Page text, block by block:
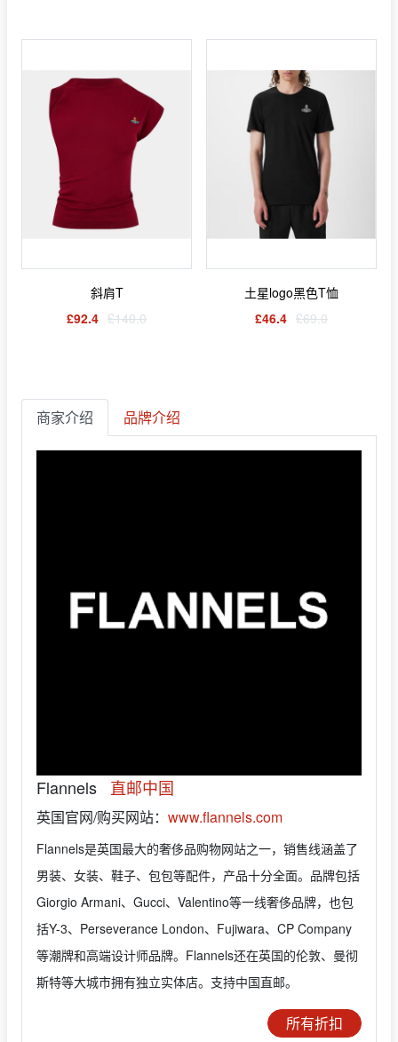
斜肩T
£92.4 £140.0
土星logo黑色T恤
£46.4 £69.0
商家介绍 品牌介绍
Flannels 直邮中国
英国官网/购买网站： www.flannels.com
Flannels是英国最大的奢侈品购物网站之一，销售线涵盖了
男装、女装、鞋子、包包等配件，产品十分全面。品牌包括
Giorgio Armani、Gucci、Valentino等一线奢侈品牌，也包
括Y-3、Perseverance London、Fujiwara、CP Company
等潮牌和高端设计师品牌。Flannels还在英国的伦敦、曼彻
斯特等大城市拥有独立实体店。支持中国直邮。
所有折扣